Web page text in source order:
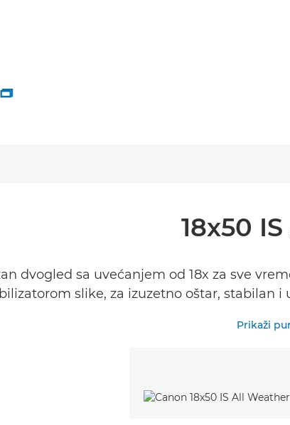

18x50
dvogled sa uvećanjem od 18x za sve
slike, za izuzetno oštar, stabilan
Prikaži